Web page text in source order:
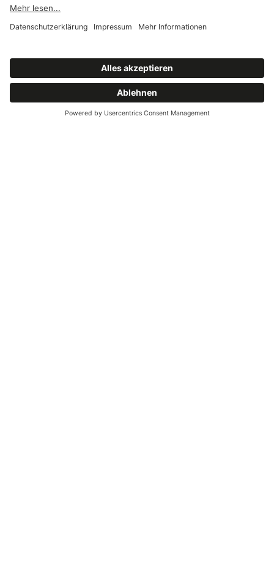
1 TL Backpulver